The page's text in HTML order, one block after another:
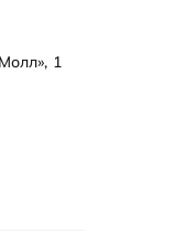
1